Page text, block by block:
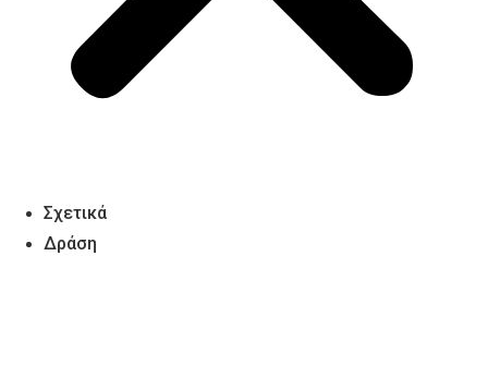
Σχετικά
Δράση